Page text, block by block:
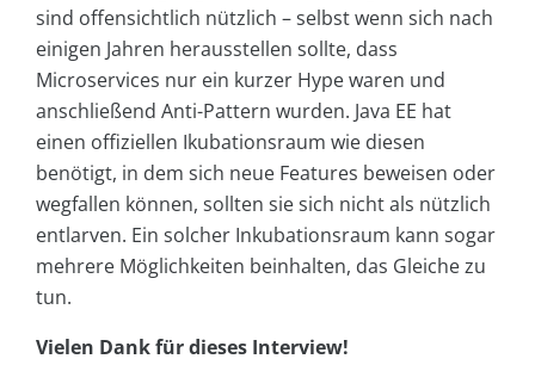
sind offensichtlich nützlich – selbst wenn sich nach
einigen Jahren herausstellen sollte, dass
Microservices nur ein kurzer Hype waren und
anschließend Anti-Pattern wurden. Java EE hat
einen offiziellen Ikubationsraum wie diesen
benötigt, in dem sich neue Features beweisen oder
wegfallen können, sollten sie sich nicht als nützlich
entlarven. Ein solcher Inkubationsraum kann sogar
mehrere Möglichkeiten beinhalten, das Gleiche zu
tun.
Vielen Dank für dieses Interview!